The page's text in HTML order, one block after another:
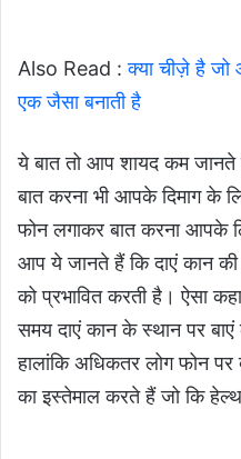
Also Read :क्या चीज़े है
एक जैसा बनाती है
ये बात तो आप शायद कम जानते
बात करना भी आपके दिमाग के
फोन लगाकर बात करना आपके
आप ये जानते हैं कि दाएं कान की
को प्रभावित करती है। ऐसा
समय दाएं कान के स्थान पर बाएं
हालांकि अधिकतर लोग फोन
का इस्तेमाल करते हैं जो कि